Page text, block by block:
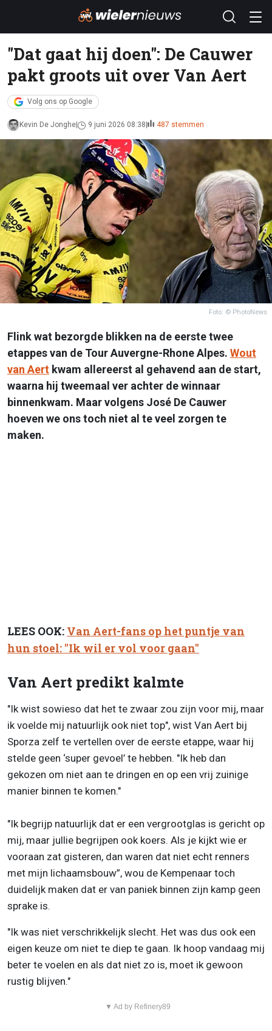
"Dat gaat hij doen": De Cauwer
pakt groots uit over Van Aert
Volg ons op Google
Kevin De Jonghe 9 juni 2026 08:38 487 stemmen
Foto: © PhotoNews
Flink wat bezorgde blikken na de eerste twee
etappes van de Tour Auvergne-Rhone Alpes. Wout
van Aert kwam allereerst al gehavend aan de start,
waarna hij tweemaal ver achter de winnaar
binnenkwam. Maar volgens José De Cauwer
hoeven we ons toch niet al te veel zorgen te
maken.
LEES OOK: Van Aert-fans op het puntje van
hun stoel: "Ik wil er vol voor gaan"
Van Aert predikt kalmte
"Ik wist sowieso dat het te zwaar zou zijn voor mij, maar
ik voelde mij natuurlijk ook niet top", wist Van Aert bij
Sporza zelf te vertellen over de eerste etappe, waar hij
stelde geen ‘super gevoel’ te hebben. "Ik heb dan
gekozen om niet aan te dringen en op een vrij zuinige
manier binnen te komen."
"Ik begrijp natuurlijk dat er een vergrootglas is gericht op
mij, maar jullie begrijpen ook koers. Als je kijkt wie er
vooraan zat gisteren, dan waren dat niet echt renners
met mijn lichaamsbouw”, wou de Kempenaar toch
duidelijk maken dat er van paniek binnen zijn kamp geen
sprake is.
"Ik was niet verschrikkelijk slecht. Het was dus ook een
eigen keuze om niet te diep te gaan. Ik hoop vandaag mij
beter te voelen en als dat niet zo is, moet ik gewoon
rustig blijven."
▼ Ad by Refinery89